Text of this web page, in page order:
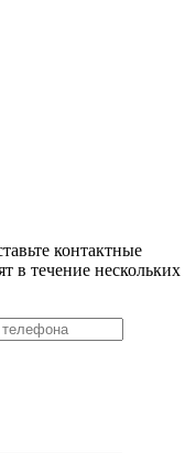
контактные
в течение нескольких